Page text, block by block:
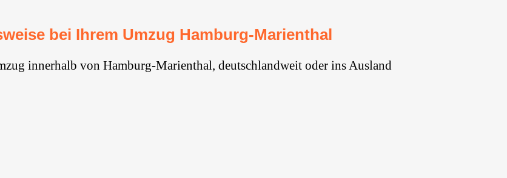
bei Ihrem Umzug Hamburg-Marienthal
innerhalb von Hamburg-Marienthal, deutschlandweit oder ins Ausland